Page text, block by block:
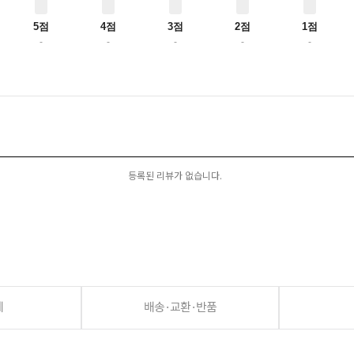
5점
-
4점
-
3점
-
2점
-
1점
-
등록된 리뷰가 없습니다.
배송·교환·반품